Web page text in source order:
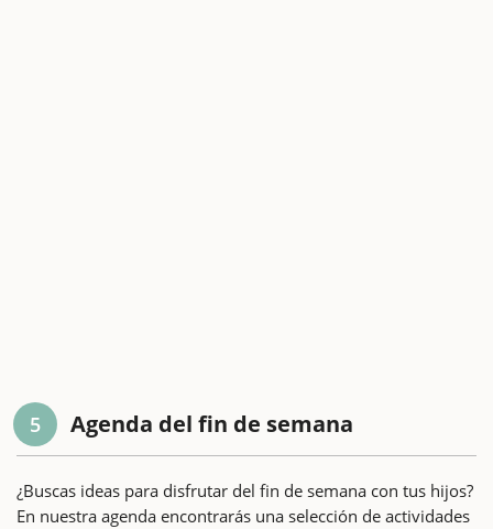
5 Agenda del fin de semana
¿Buscas ideas para disfrutar del fin de semana con tus hijos?
En nuestra agenda encontrarás una selección de actividades